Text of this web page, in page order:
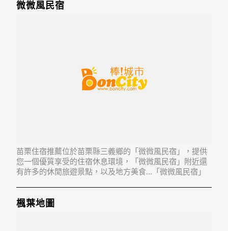
微微風民宿
苗栗住宿推薦位於苗栗縣三義鄉的「微微風民宿」，提供
您一個優質享受的住宿休息環境，「微微風民宿」附近還
有許多的休閒旅遊景點，以及地方美食...「微微風民宿」
楓葉地圖